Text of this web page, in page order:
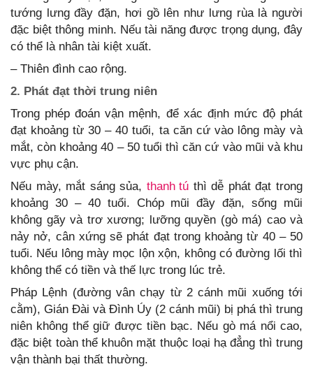
tướng lưng đầy đặn, hơi gồ lên như lưng rùa là người
đặc biệt thông minh. Nếu tài năng được trọng dụng, đây
có thể là nhân tài kiệt xuất.
– Thiên đình cao rộng.
2. Phát đạt thời trung niên
Trong phép đoán vận mệnh, để xác định mức độ phát
đạt khoảng từ 30 – 40 tuổi, ta căn cứ vào lông mày và
mắt, còn khoảng 40 – 50 tuổi thì căn cứ vào mũi và khu
vực phụ cận.
Nếu mày, mắt sáng sủa, thanh tú thì dễ phát đạt trong
khoảng 30 – 40 tuổi. Chóp mũi đầy đặn, sống mũi
không gãy và trơ xương; lưỡng quyền (gò má) cao và
nảy nở, cân xứng sẽ phát đạt trong khoảng từ 40 – 50
tuổi. Nếu lông mày mọc lộn xộn, không có đường lối thì
không thể có tiền và thế lực trong lúc trẻ.
Pháp Lệnh (đường vân chạy từ 2 cánh mũi xuống tới
cằm), Gián Đài và Đình Úy (2 cánh mũi) bị phá thì trung
niên không thể giữ được tiền bạc. Nếu gò má nổi cao,
đặc biệt toàn thể khuôn mặt thuộc loại hạ đẳng thì trung
vận thành bại thất thường.